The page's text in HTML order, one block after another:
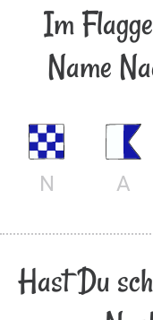
Im
Name
N A
Hast Du